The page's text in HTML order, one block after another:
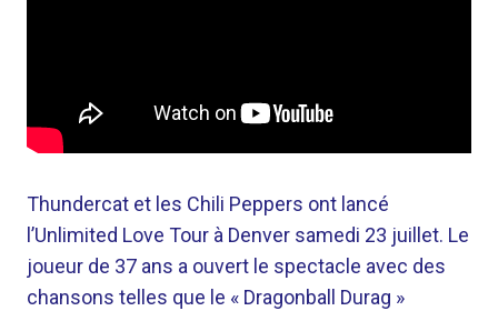
Thundercat et les Chili Peppers ont lancé
l’Unlimited Love Tour à Denver samedi 23 juillet. Le
joueur de 37 ans a ouvert le spectacle avec des
chansons telles que le « Dragonball Durag »